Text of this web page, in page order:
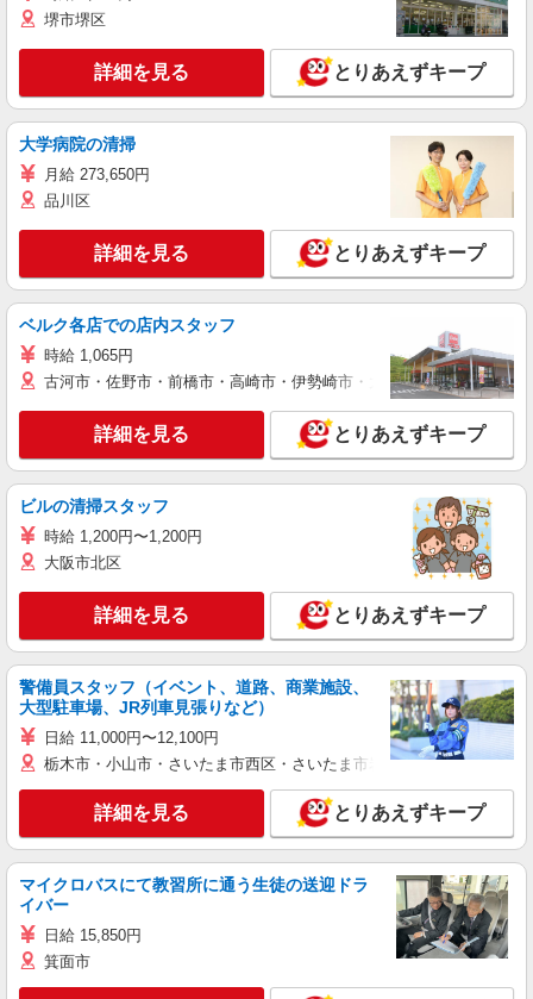
堺市堺区
詳細を見る とりあえずキープ
大学病院の清掃
月給 273,650円
品川区
詳細を見る とりあえずキープ
ベルク各店での店内スタッフ
時給 1,065円
古河市・佐野市・前橋市・高崎市・伊勢崎市・太田市・館林市・藤
詳細を見る とりあえずキープ
ビルの清掃スタッフ
時給 1,200円〜1,200円
大阪市北区
詳細を見る とりあえずキープ
警備員スタッフ（イベント、道路、商業施設、
大型駐車場、JR列車見張りなど）
日給 11,000円〜12,100円
栃木市・小山市・さいたま市西区・さいたま市岩槻区・久喜市・蓮田
詳細を見る とりあえずキープ
マイクロバスにて教習所に通う生徒の送迎ドラ
イバー
日給 15,850円
箕面市